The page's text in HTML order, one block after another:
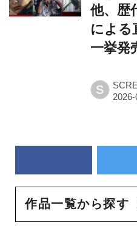
他、歴
による
一挙発
S
作品一覧から探す